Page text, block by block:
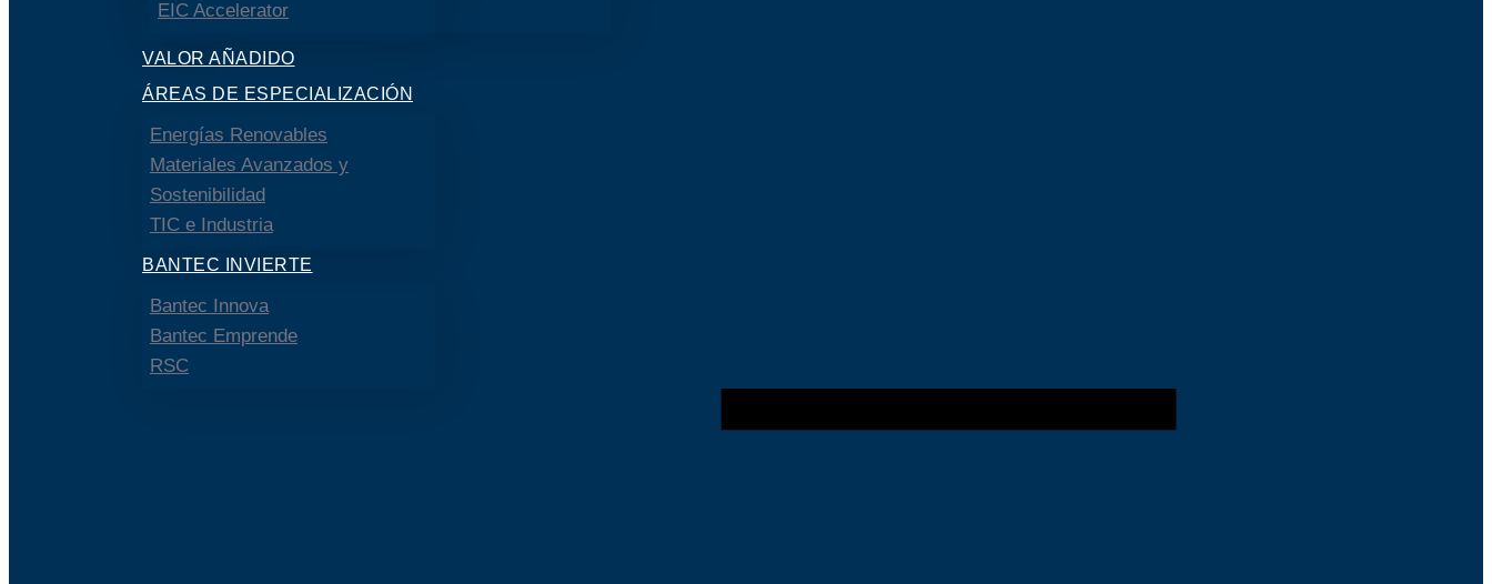
EIC Accelerator
VALOR AÑADIDO
ÁREAS DE ESPECIALIZACIÓN
Energías Renovables
Materiales Avanzados y
Sostenibilidad
TIC e Industria
BANTEC INVIERTE
Bantec Innova
Bantec Emprende
RSC